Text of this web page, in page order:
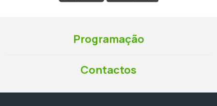
Programação
Contactos